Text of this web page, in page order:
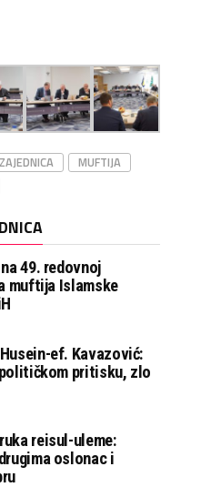
MUFTIJA
49. redovnoj
muftija Islamske
ef. Kavazović:
pritisku, zlo
reisul-uleme:
oslonac i